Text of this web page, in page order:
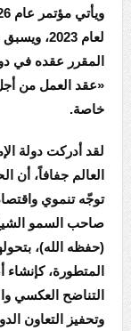
المقرر عقده في
خاصة.
لقد أدركت دولة
العالم جفافاً،
توجّه تنموي
صاحب السمو
(حفظه الله)،
المتطورة،
التناضح العكسي
وتحفيز التعاون